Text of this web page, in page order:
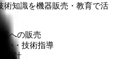
術知識を機器販売・教育で活
への販売
い・技術指導
設計